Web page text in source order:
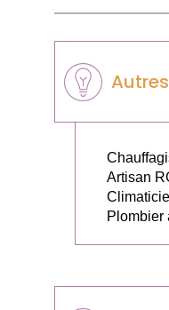
Artisan
Plombier